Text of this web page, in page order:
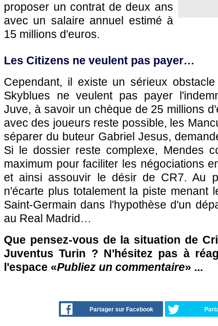
proposer un contrat de deux ans
avec un salaire annuel estimé à
15 millions d'euros.
Les Citizens ne veulent pas payer…
Cependant, il existe un sérieux
Skyblues ne veulent pas payer
Juve, à savoir un chèque de 25 millions
avec des joueurs reste possible, les
séparer du buteur Gabriel Jesus,
Si le dossier reste complexe, Mendes
maximum pour faciliter les négociations
et ainsi assouvir le désir de CR7. Au
n'écarte plus totalement la piste menant
Saint-Germain dans l'hypothèse d'un
au Real Madrid…
Que pensez-vous de la situation de
Juventus Turin ? N'hésitez pas à
l'espace «Publiez un commentaire» ...
Partager sur Facebook